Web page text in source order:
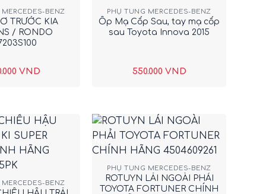
BENZ
TRƯỚC KIA
/ RONDO
VND
PHỤ TÙNG MERCEDES-BENZ
Ốp Mạ Cốp Sau, tay mạ cốp
sau Toyota Innova 2015
550.000 VND
BENZ
New
+
PHỤ TÙNG MERCEDES-BENZ
ROTUYN LÁI NGOÀI PHẢI
TOYOTA FORTUNER CHÍNH